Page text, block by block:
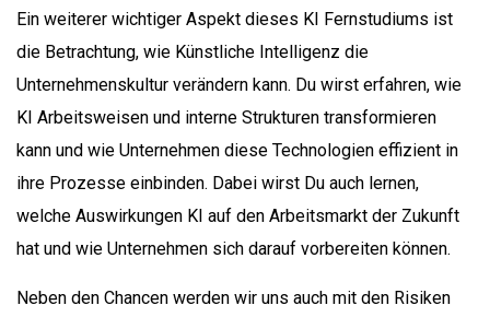
Ein weiterer wichtiger Aspekt dieses KI Fernstudiums ist
die Betrachtung, wie Künstliche Intelligenz die
Unternehmenskultur verändern kann. Du wirst erfahren, wie
KI Arbeitsweisen und interne Strukturen transformieren
kann und wie Unternehmen diese Technologien effizient in
ihre Prozesse einbinden. Dabei wirst Du auch lernen,
welche Auswirkungen KI auf den Arbeitsmarkt der Zukunft
hat und wie Unternehmen sich darauf vorbereiten können.
Neben den Chancen werden wir uns auch mit den Risiken